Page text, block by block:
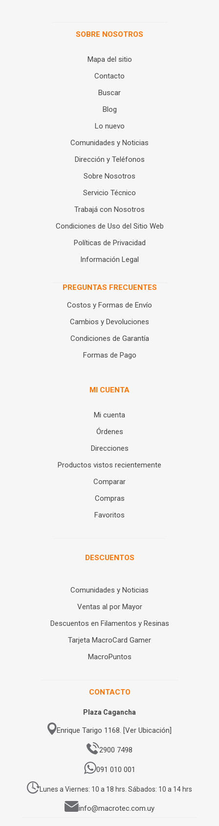
SOBRE NOSOTROS
Mapa del sitio
Contacto
Buscar
Blog
Lo nuevo
Comunidades y Noticias
Dirección y Teléfonos
Sobre Nosotros
Servicio Técnico
Trabajá con Nosotros
Condiciones de Uso del Sitio Web
Políticas de Privacidad
Información Legal
PREGUNTAS FRECUENTES
Costos y Formas de Envío
Cambios y Devoluciones
Condiciones de Garantía
Formas de Pago
MI CUENTA
Mi cuenta
Órdenes
Direcciones
Productos vistos recientemente
Comparar
Compras
Favoritos
DESCUENTOS
Comunidades y Noticias
Ventas al por Mayor
Descuentos en Filamentos y Resinas
Tarjeta MacroCard Gamer
MacroPuntos
CONTACTO
Plaza Cagancha
Enrique Tarigo 1168. [Ver Ubicación]
2900 7498
091 010 001
Lunes a Viernes: 10 a 18 hrs. Sábados: 10 a 14 hrs
info@macrotec.com.uy